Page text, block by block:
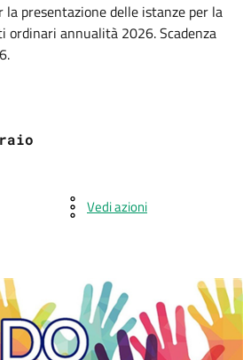
presentazione delle istanze per la
ordinari annualità 2026. Scadenza
Vedi azioni